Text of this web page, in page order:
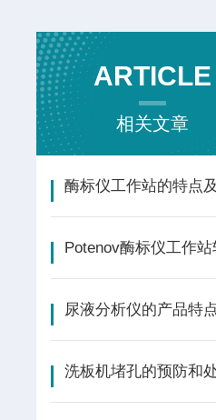
ARTICLE
相关文章
酶标仪工作站的特点
Potenov酶标仪工作站
尿液分析仪的产品特
洗板机堵孔的预防和